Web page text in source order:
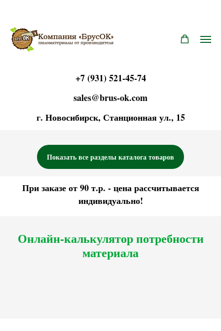
+7 (931) 521-45-74
sales@brus-ok.com
г. Новосибирск, Станционная ул., 15
Показать все разделы каталога товаров
При заказе от 90 т.р. - цена рассчитывается
индивидуально!
Онлайн-калькулятор потребности
материала